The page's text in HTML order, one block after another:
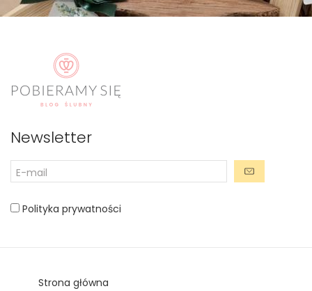
Newsletter
Polityka prywatności
Strona główna